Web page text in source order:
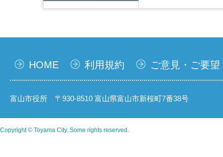
HOME 利用規約 ご意見・ご要望
富山市役所 〒930-8510 富山県富山市新桜町7番38号
Copyright © Toyama City. Some rights reserved.